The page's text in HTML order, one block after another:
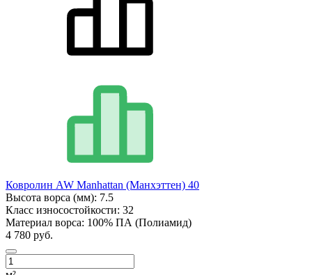
Ковролин AW Manhattan (Манхэттен) 40
Высота ворса (мм): 7.5
Класс износостойкости: 32
Материал ворса: 100% ПА (Полиамид)
4 780 руб.